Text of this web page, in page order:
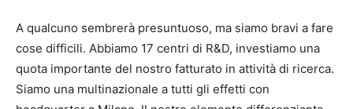
A qualcuno sembrerà presuntuoso, ma siamo bravi a fare
cose difficili. Abbiamo 17 centri di R&D, investiamo una
quota importante del nostro fatturato in attività di ricerca.
Siamo una multinazionale a tutti gli effetti con